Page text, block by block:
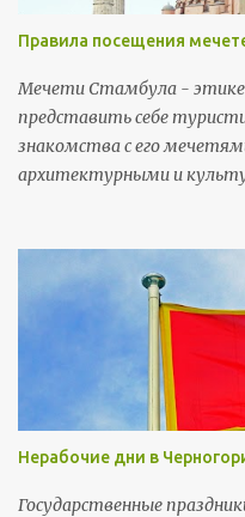
скобках - написание слова
потом, соответственно,
тараканы бубумаре
(viljušка) - вилка возила
дойка (dojka) - грудь Деда
Правила посещения
Мечети Стамбула -
представить себе
знакомства с его
архитектурными и
возводили члены
горожане и
многим мечетям есть
Нерабочие дни в
Государственные